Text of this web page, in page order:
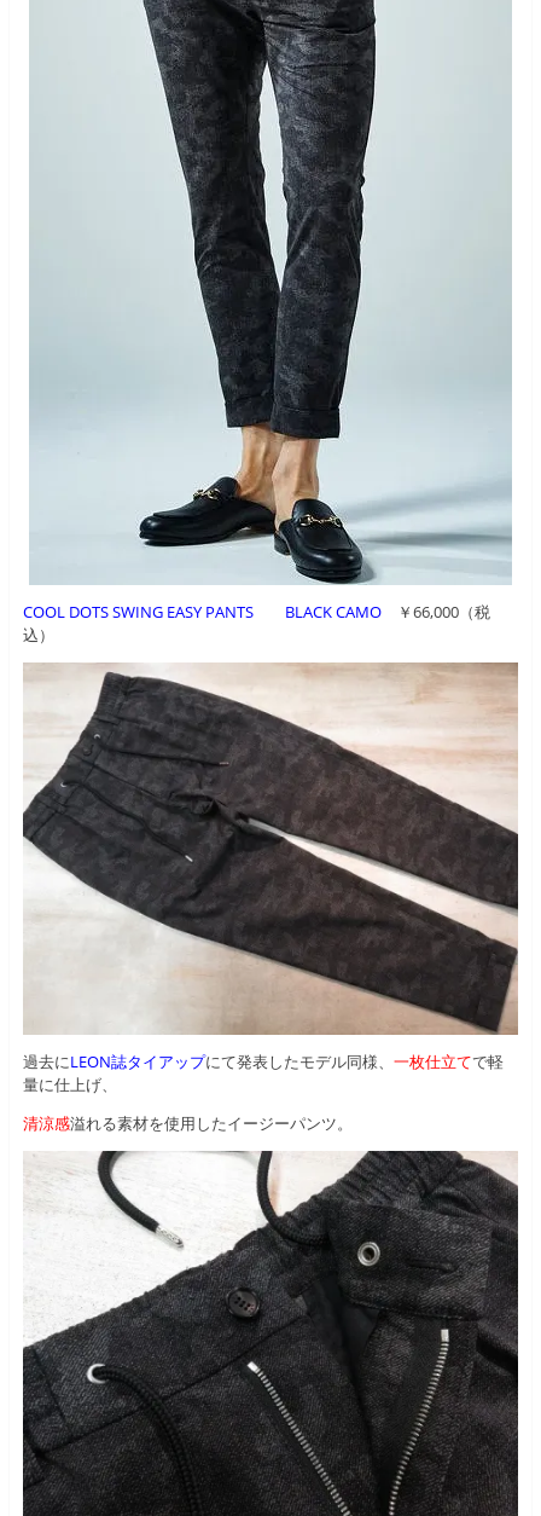
COOL DOTS SWING EASY PANTS BLACK CAMO￥66,000（税
込）
過去にLEON誌タイアップにて発表したモデル同様、 一枚仕立てで軽
量に仕上げ、
清涼感溢れる素材を使用したイージーパンツ。